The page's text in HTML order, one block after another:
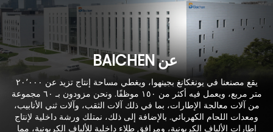
عنBAICHEN
يقع مصنعنا في يونغكانغ بجينهوا، ويغطي مساحة إنتاج تزيد عن ٢٠٬٠٠٠
متر مربع، ويعمل فيه أكثر من ١٥٠ موظفًا. ونحن مزودون بـ ٦٠ مجموعة
من آلات معالجة الإطارات، بما في ذلك آلات الثقب، وآلات ثني الأنابيب،
ومعدات اللحام الكهربائي. بالإضافة إلى ذلك، نمتلك ورشة داخلية لإنتاج
إطارات الألياف الكربونية، ومرافق طلاء داخلية للألياف الكربونية، مما